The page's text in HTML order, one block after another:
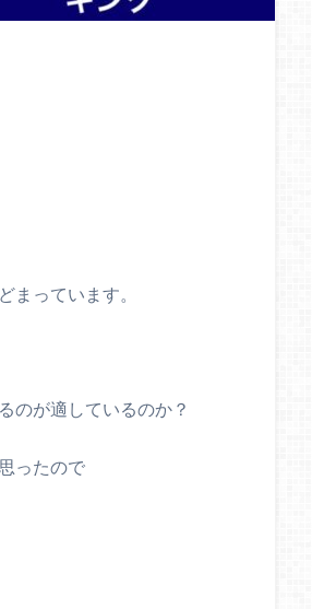
まっています。
のが適しているのか？
ったので